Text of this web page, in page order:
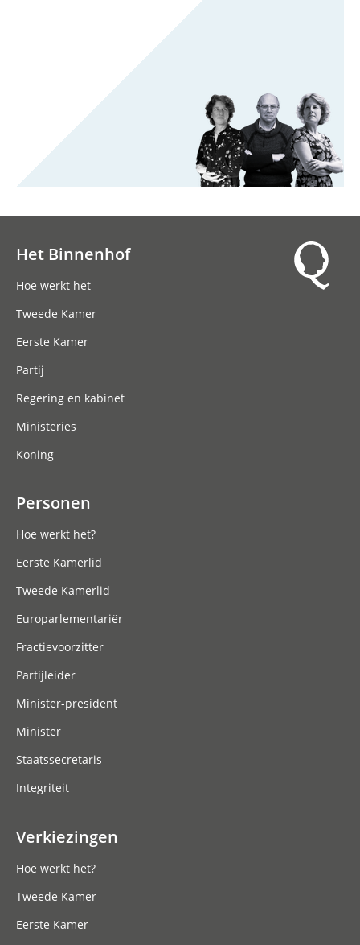
Het Binnenhof
Hoe werkt het
Tweede Kamer
Eerste Kamer
Partij
Regering en kabinet
Ministeries
Koning
Personen
Hoe werkt het?
Eerste Kamerlid
Tweede Kamerlid
Europarlementariër
Fractievoorzitter
Partijleider
Minister-president
Minister
Staatssecretaris
Integriteit
Verkiezingen
Hoe werkt het?
Tweede Kamer
Eerste Kamer